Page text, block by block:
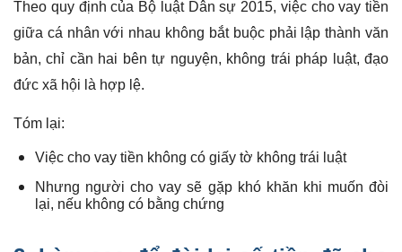
Theo quy định của Bộ luật Dân sự 2015, việc cho vay tiền
giữa cá nhân với nhau không bắt buộc phải lập thành văn
bản, chỉ cần hai bên tự nguyện, không trái pháp luật, đạo
đức xã hội là hợp lệ.
Tóm lại:
Việc cho vay tiền không có giấy tờ không trái luật
Nhưng người cho vay sẽ gặp khó khăn khi muốn đòi
lại, nếu không có bằng chứng